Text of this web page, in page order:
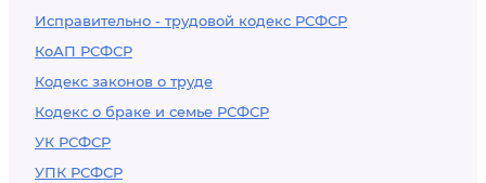
Исправительно - трудовой кодекс РСФСР
КоАП РСФСР
Кодекс законов о труде
Кодекс о браке и семье РСФСР
УК РСФСР
УПК РСФСР